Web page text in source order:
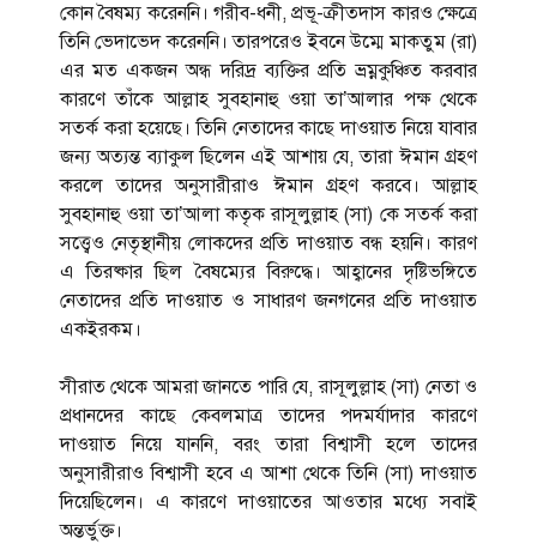
কোন বৈষম্য করেননি। গরীব-ধনী, প্রভূ-ক্রীতদাস কারও ক্ষেত্রে
তিনি ভেদাভেদ করেননি। তারপরেও ইবনে উম্মে মাকতুম (রা)
এর মত একজন অন্ধ দরিদ্র ব্যক্তির প্রতি ভ্রম্নকুঞ্চিত করবার
কারণে তাঁকে আল্লাহ সুবহানাহু ওয়া তা’আলার পক্ষ থেকে
সতর্ক করা হয়েছে। তিনি নেতাদের কাছে দাওয়াত নিয়ে যাবার
জন্য অত্যন্ত ব্যাকুল ছিলেন এই আশায় যে, তারা ঈমান গ্রহণ
করলে তাদের অনুসারীরাও ঈমান গ্রহণ করবে। আল্লাহ
সুবহানাহু ওয়া তা’আলা কতৃক রাসূলুল্লাহ (সা) কে সতর্ক করা
সত্ত্বেও নেতৃস্থানীয় লোকদের প্রতি দাওয়াত বন্ধ হয়নি। কারণ
এ তিরষ্কার ছিল বৈষম্যের বিরুদ্ধে। আহ্বানের দৃষ্টিভঙ্গিতে
নেতাদের প্রতি দাওয়াত ও সাধারণ জনগনের প্রতি দাওয়াত
একইরকম।
সীরাত থেকে আমরা জানতে পারি যে, রাসূলুল্লাহ (সা) নেতা ও
প্রধানদের কাছে কেবলমাত্র তাদের পদমর্যাদার কারণে
দাওয়াত নিয়ে যাননি, বরং তারা বিশ্বাসী হলে তাদের
অনুসারীরাও বিশ্বাসী হবে এ আশা থেকে তিনি (সা) দাওয়াত
দিয়েছিলেন। এ কারণে দাওয়াতের আওতার মধ্যে সবাই
অন্তর্ভুক্ত।